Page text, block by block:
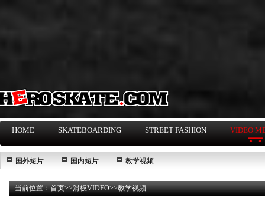
HOME SKATEBOARDING STREET FASHION VIDEO
国外短片 国内短片 教学视频
当前位置：首页>>滑板VIDEO>>教学视频